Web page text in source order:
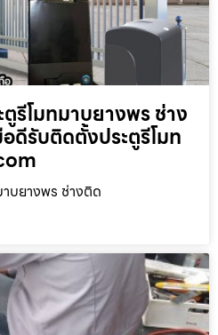
รีโมทมาบยางพร ช่าง
ดีรับติดตั้งประตูรีโมท
บยางพร ช่างติด